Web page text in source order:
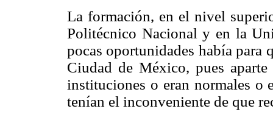
La formación, en el nivel
Politécnico Nacional y en la
pocas oportunidades había para
Ciudad de México, pues
instituciones o eran normales o
tenían el inconveniente de que